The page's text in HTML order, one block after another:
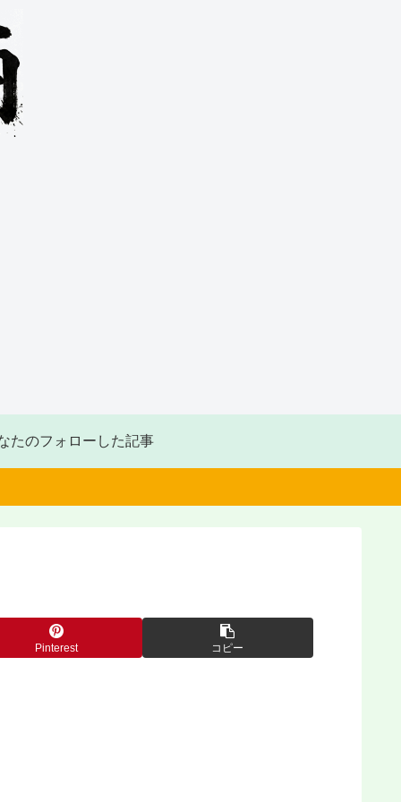
たのフォローした記事
Pinterest コピー